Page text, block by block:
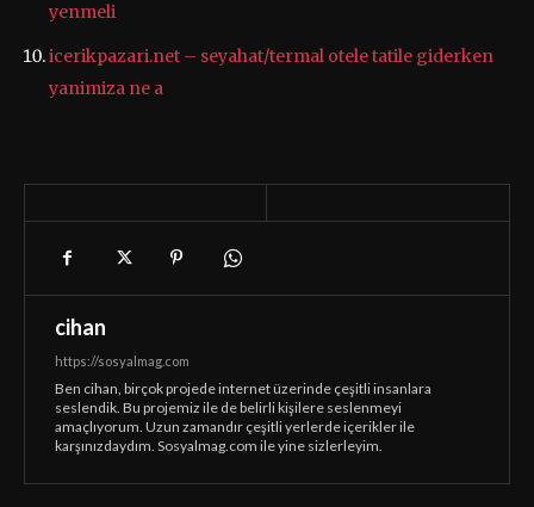
yenmeli
icerikpazari.net – seyahat/termal otele tatile giderken
yanimiza ne a
cihan
https://sosyalmag.com
Ben cihan, birçok projede internet üzerinde çeşitli insanlara
seslendik. Bu projemiz ile de belirli kişilere seslenmeyi
amaçlıyorum. Uzun zamandır çeşitli yerlerde içerikler ile
karşınızdaydım. Sosyalmag.com ile yine sizlerleyim.